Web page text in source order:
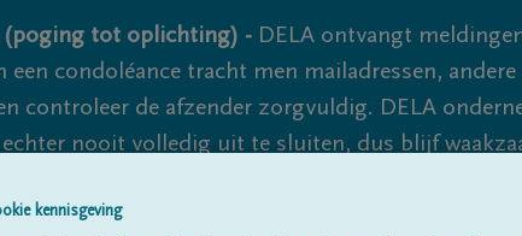
(poging tot oplichting) - DELA ontvangt
condoléance tracht men mailadressen,
controleer de afzender zorgvuldig. DELA
nooit volledig uit te sluiten, dus blijf
kennisgeving